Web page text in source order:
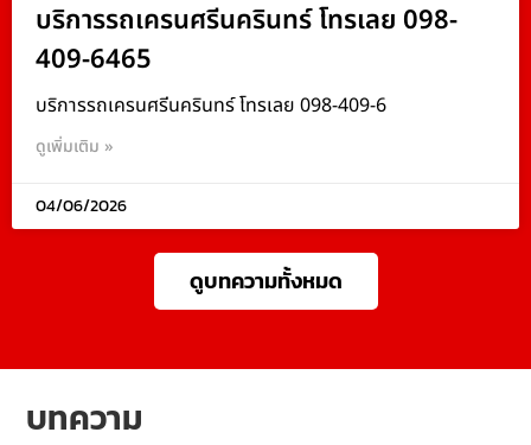
บริการรถเครนศรีนครินทร์ โทรเลย 098-
409-6465
บริการรถเครนศรีนครินทร์ โทรเลย 098-409-6
ดูเพิ่มเติม »
04/06/2026
ดูบทความทั้งหมด
บทความ